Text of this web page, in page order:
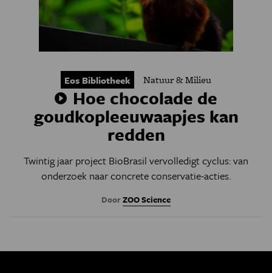
Eos Bibliotheek Natuur & Milieu
Hoe chocolade de
goudkopleeuwaapjes kan
redden
Twintig jaar project BioBrasil vervolledigt cyclus: van
onderzoek naar concrete conservatie-acties.
DoorZOO Science